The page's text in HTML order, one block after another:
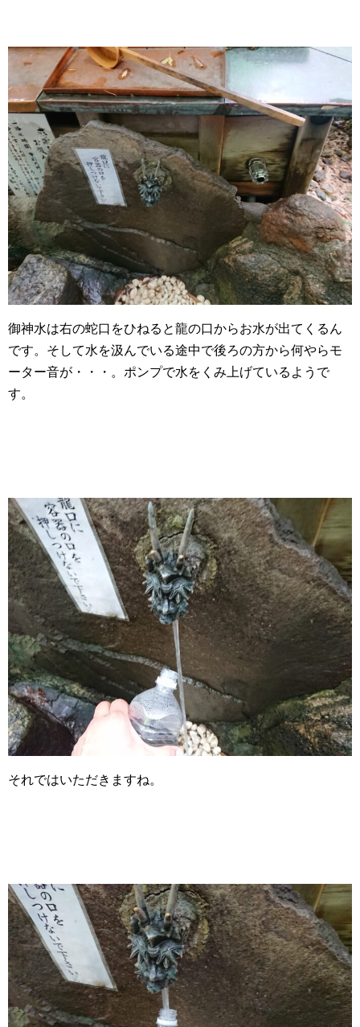
御神水は右の蛇口をひねると龍の口からお水が出てくるん
です。そして水を汲んでいる途中で後ろの方から何やらモ
ーター音が・・・。ポンプで水をくみ上げているようで
す。
それではいただきますね。